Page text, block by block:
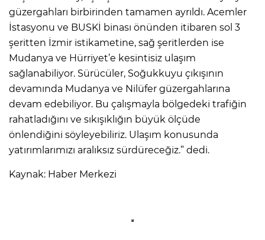
güzergahları birbirinden tamamen ayrıldı. Acemler
İstasyonu ve BUSKİ binası önünden itibaren sol 3
şeritten İzmir istikametine, sağ şeritlerden ise
Mudanya ve Hürriyet’e kesintisiz ulaşım
sağlanabiliyor. Sürücüler, Soğukkuyu çıkışının
devamında Mudanya ve Nilüfer güzergahlarına
devam edebiliyor. Bu çalışmayla bölgedeki trafiğin
rahatladığını ve sıkışıklığın büyük ölçüde
önlendiğini söyleyebiliriz. Ulaşım konusunda
yatırımlarımızı aralıksız sürdüreceğiz.” dedi.
Kaynak: Haber Merkezi